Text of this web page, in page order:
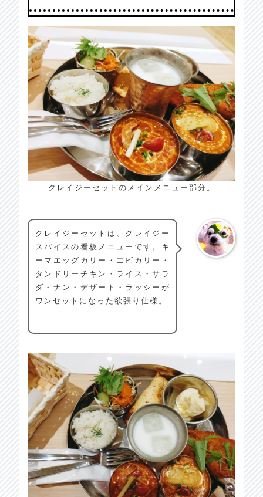
クレイジーセットのメインメニュー部分。
クレイジーセットは、クレイジー
スパイスの看板メニューです。キ
ーマエッグカリー・エビカリー・
タンドリーチキン・ライス・サラ
ダ・ナン・デザート・ラッシーが
ワンセットになった欲張り仕様。